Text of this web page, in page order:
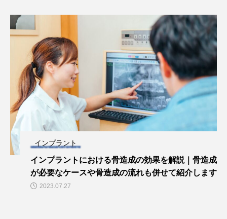
インプラント
インプラントにおける骨造成の効果を解説｜骨造成
が必要なケースや骨造成の流れも併せて紹介します
2023.07.27